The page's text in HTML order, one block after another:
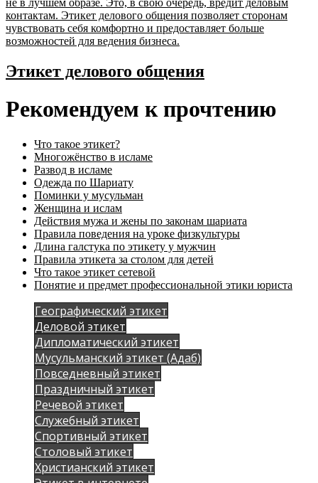
Этикет делового общения
Рекомендуем к прочтению
Что такое этикет?
Многожёнство в исламе
Развод в исламе
Одежда по Шариату
Поминки у мусульман
Женщина и ислам
Действия мужа и жены по законам шариата
Правила поведения на уроке физкультуры
Длина галстука по этикету у мужчин
Правила этикета за столом для детей
Что такое этикет сетевой
Понятие и предмет профессиональной этики юриста
Географический этикет
Деловой этикет
Дипломатический этикет
Мусульманский этикет (Адаб)
Повседневный этикет
Праздничный этикет
Речевой этикет
Служебный этикет
Спортивный этикет
Столовый этикет
Христианский этикет